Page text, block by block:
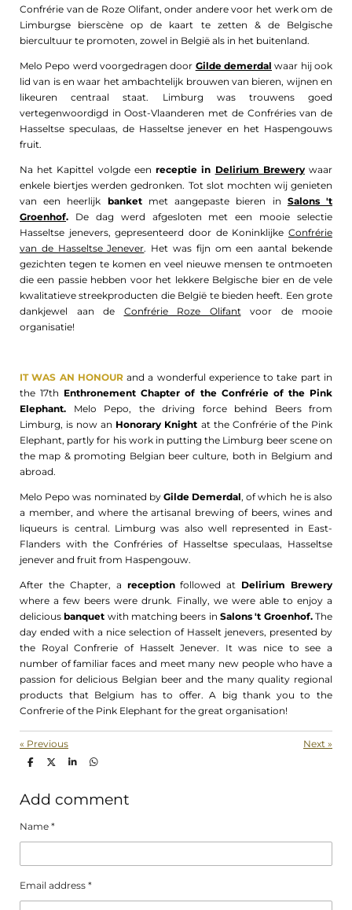
Confrérie van de Roze Olifant, onder andere voor het werk om de
Limburgse bierscène op de kaart te zetten & de Belgische
biercultuur te promoten, zowel in België als in het buitenland.
Melo Pepo werd voorgedragen door Gilde demerdal waar hij ook
lid van is en waar het ambachtelijk brouwen van bieren, wijnen en
likeuren centraal staat. Limburg was trouwens goed
vertegenwoordigd in Oost-Vlaanderen met de Confréries van de
Hasseltse speculaas, de Hasseltse jenever en het Haspengouws
fruit.
Na het Kapittel volgde eenreceptie in Delirium Brewery waar
enkele biertjes werden gedronken. Tot slot mochten wij genieten
van een heerlijk banketmet aangepaste bieren in Salons 't
Groenhof. De dag werd afgesloten met een mooie selectie
Hasseltse jenevers, gepresenteerd door de Koninklijke Confrérie
van de Hasseltse Jenever. Het was fijn om een aantal bekende
gezichten tegen te komen en veel nieuwe mensen te ontmoeten
die een passie hebben voor het lekkere Belgische bier en de vele
kwalitatieve streekproducten die België te bieden heeft. Een grote
dankjewel aan de Confrérie Roze Olifant voor de mooie
organisatie!
IT WAS AN HONOUR and a wonderful experience to take part in
the 17th Enthronement Chapter of the Confrérie of the Pink
Elephant. Melo Pepo, the driving force behind Beers from
Limburg, is now an Honorary Knight at the Confrérie of the Pink
Elephant, partly for his work in putting the Limburg beer scene on
the map & promoting Belgian beer culture, both in Belgium and
abroad.
Melo Pepo was nominated by Gilde Demerdal, of which he is also
a member, and where the artisanal brewing of beers, wines and
liqueurs is central. Limburg was also well represented in East-
Flanders with the Confréries of Hasseltse speculaas, Hasseltse
jenever and fruit from Haspengouw.
After the Chapter, a receptionfollowed at Delirium Brewery
where a few beers were drunk. Finally, we were able to enjoy a
deliciousbanquet with matching beers inSalons 't Groenhof.The
day ended with a nice selection of Hasselt jenevers, presented by
the Royal Confrerie of Hasselt Jenever. It was nice to see a
number of familiar faces and meet many new people who have a
passion for delicious Belgian beer and the many quality regional
products that Belgium has to offer. A big thank you to the
Confrerie of the Pink Elephant for the great organisation!
« Previous Next »
S
e
S
S
e
S
e
Add comment
Name *
Email address *